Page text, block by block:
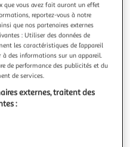
prix
que vous avez fait auront un effet
reportez-vous à notre
que nos partenaires externes
: Utiliser des données de
les caractéristiques de l’appareil
à des informations sur un appareil.
de performance des publicités et du
de services.
externes, traitent des
: